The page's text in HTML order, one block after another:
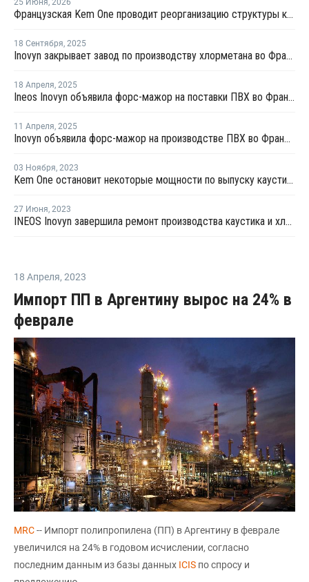
25 Июня, 2026
Французская Kem One проводит реорганизацию структуры капитала и состава собственников
18 Сентября, 2025
Inovyn закрывает завод по производству хлорметана во Франции
18 Апреля, 2025
Ineos Inovyn объявила форс-мажор на поставки ПВХ во Франции
11 Апреля, 2025
Inovyn объявила форс-мажор на производстве ПВХ во Франции
03 Ноября, 2023
Kem One остановит некоторые мощности по выпуску каустика и хлора во Франции из-за низкой рентабельности
27 Июня, 2023
INEOS Inovyn завершила ремонт производства каустика и хлора во Франции
18 Апреля, 2023
Импорт ПП в Аргентину вырос на 24% в
феврале
MRC-- Импорт полипропилена (ПП) в Аргентину в феврале
увеличился на 24% в годовом исчислении, согласно
последним данным из базы данных ICIS по спросу и